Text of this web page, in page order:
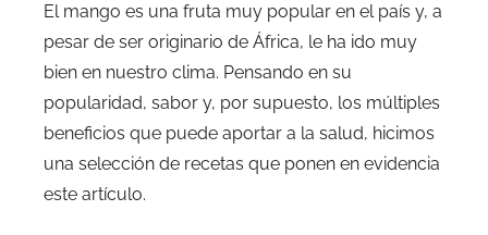
El mango es una fruta muy popular en el país y, a
pesar de ser originario de África, le ha ido muy
bien en nuestro clima. Pensando en su
popularidad, sabor y, por supuesto, los múltiples
beneficios que puede aportar a la salud, hicimos
una selección de recetas que ponen en evidencia
este artículo.